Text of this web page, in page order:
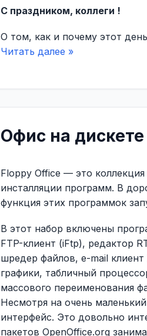
С праздником, коллеги !
О том, как и почему этот
Читать далее »
Офис на дискете
Floppy Office — это
инсталляции программ. В
функция этих программок
В этот набор включены
FTP-клиент (iFtp), редактор
шредер файлов, е-mail
графики, табличный
массового переименования
Несмотря на очень
интерфейс. Это довольно
пакетов OpenOffice.org